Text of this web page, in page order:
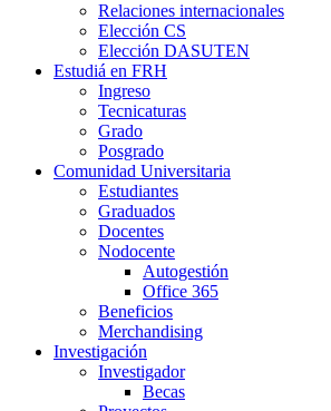
Relaciones internacionales
Elección CS
Elección DASUTEN
Estudiá en FRH
Ingreso
Tecnicaturas
Grado
Posgrado
Comunidad Universitaria
Estudiantes
Graduados
Docentes
Nodocente
Autogestión
Office 365
Beneficios
Merchandising
Investigación
Investigador
Becas